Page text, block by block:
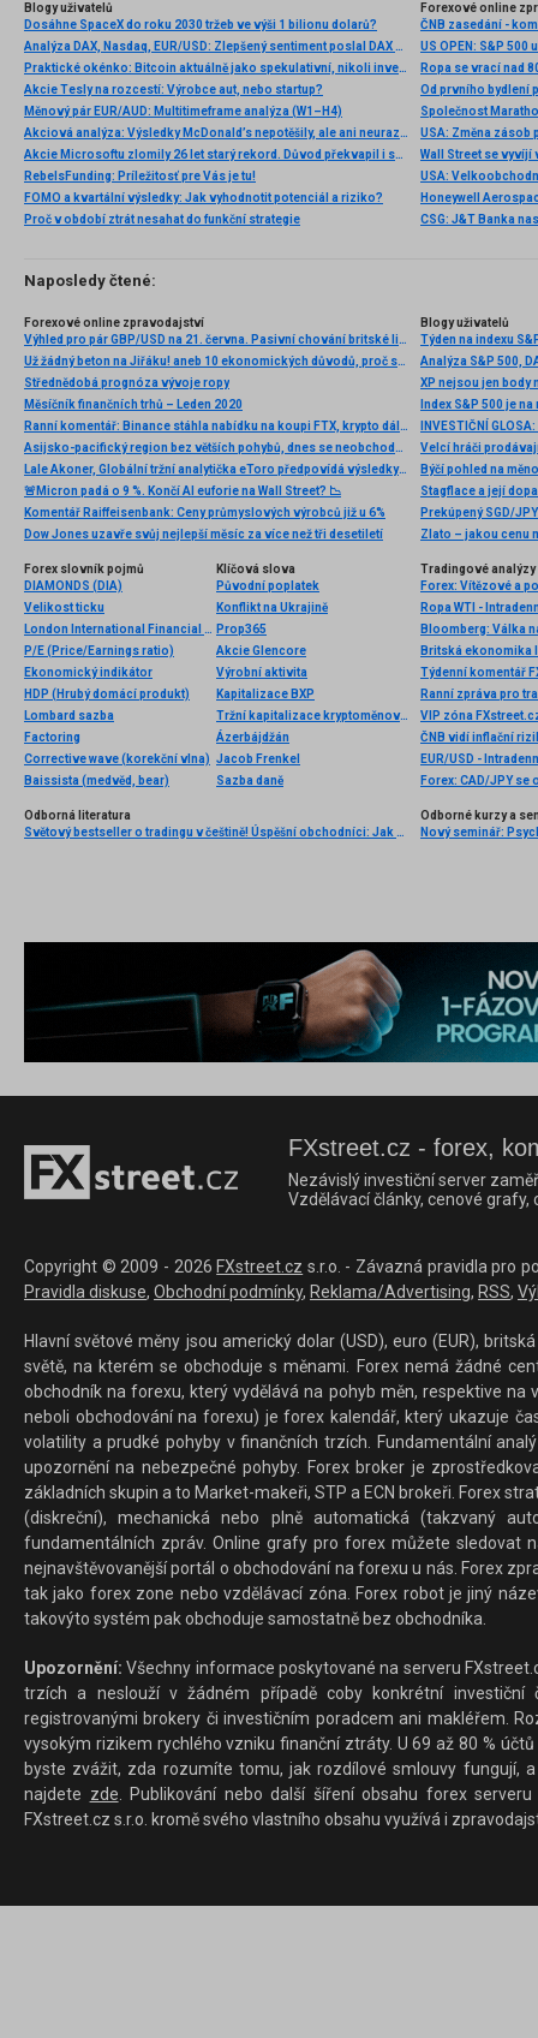
Blogy uživatelů
Dosáhne SpaceX do roku 2030 tržeb ve výši 1 bilionu dolarů?
Analýza DAX, Nasdaq, EUR/USD: Zlepšený sentiment poslal DAX na nová maxima
Praktické okénko: Bitcoin aktuálně jako spekulativní, nikoli investiční aktivum
Akcie Tesly na rozcestí: Výrobce aut, nebo startup?
Měnový pár EUR/AUD: Multitimeframe analýza (W1–H4)
Akciová analýza: Výsledky McDonald’s nepotěšily, ale ani neurazily. Jakou vizi společnost prezentovala?
Akcie Microsoftu zlomily 26 let starý rekord. Důvod překvapil i samotné investory
RebelsFunding: Príležitosť pre Vás je tu!
FOMO a kvartální výsledky: Jak vyhodnotit potenciál a riziko?
Proč v období ztrát nesahat do funkční strategie
Forexové online
ČNB zasedání -
Ropa se vrací nad
Naposledy čtené:
Forexové online zpravodajství
Výhled pro pár GBP/USD na 21. června. Pasivní chování britské libry stojí za povšimnutí.
Už žádný beton na Jiřáku! aneb 10 ekonomických důvodů, proč se klimatickým změnám spíše přizpůsobit než s nimi draze bojovat
Střednědobá prognóza vývoje ropy
Měsíčník finančních trhů – Leden 2020
Ranní komentář: Binance stáhla nabídku na koupi FTX, krypto dál klesá, Meta propouští zaměstnance
Asijsko-pacifický region bez větších pohybů, dnes se neobchodovalo v Číně, Hongkongu a Jižní Koreji
Lale Akoner, Globální tržní analytička eToro předpovídá výsledky společnosti NVIDIA
🚨Micron padá o 9 %. Končí AI euforie na Wall Street? 📉
Komentář Raiffeisenbank: Ceny průmyslových výrobců již u 6%
Dow Jones uzavře svůj nejlepší měsíc za více než tři desetiletí
Blogy uživatelů
Týden na indexu
Index S&P 500 je
Velcí hráči
Býčí pohled na
Stagflace a její
Prekúpený SGD/
Zlato – jakou cenu
Forex slovník pojmů
DIAMONDS (DIA)
Velikost ticku
London International Financial Futures Exchange (LIFFE)
P/E (Price/Earnings ratio)
Ekonomický indikátor
HDP (Hrubý domácí produkt)
Lombard sazba
Factoring
Corrective wave (korekční vlna)
Baissista (medvěd, bear)
Klíčová slova
Původní poplatek
Konflikt na Ukrajině
Prop365
Akcie Glencore
Výrobní aktivita
Kapitalizace BXP
Tržní kapitalizace kryptoměnového trhu
Ázerbájdžán
Jacob Frenkel
Sazba daně
Tradingové analýzy
Forex: Vítězové a
Ropa WTI -
Bloomberg: Válka
Britská ekonomika
Týdenní komentář
Ranní zpráva pro
ČNB vidí inflační
EUR/USD -
Forex: CAD/JPY
Odborná literatura
Světový bestseller o tradingu v češtině! Úspěšní obchodníci: Jak běžní lidé porážejí Wall Street v jeho vlastní hře
Odborné kurzy a
FXstreet.cz - forex,
Nezávislý investiční server
Vzdělávací články, cenové
Copyright © 2009 - 2026 FXstreet.cz s.r.o. - Závazná pravidla pro
Pravidla diskuse, Obchodní podmínky, Reklama/Advertising, RSS,
Hlavní světové měny jsou americký dolar (USD), euro (EUR),
světě, na kterém se obchoduje s měnami. Forex nemá žádné
obchodník na forexu, který vydělává na pohyb měn, respektive
neboli obchodování na forexu) je forex kalendář, který ukazuje
volatility a prudké pohyby v finančních trzích. Fundamentální
upozornění na nebezpečné pohyby. Forex broker je
základních skupin a to Market-makeři, STP a ECN brokeři. Forex
(diskreční), mechanická nebo plně automatická (takzvaný
fundamentálních zpráv. Online grafy pro forex můžete sledovat
nejnavštěvovanější portál o obchodování na forexu u nás. Forex
tak jako forex zone nebo vzdělávací zóna. Forex robot je jiný
takovýto systém pak obchoduje samostatně bez obchodníka.
Upozornění: Všechny informace poskytované na serveru
trzích a neslouží v žádném případě coby konkrétní investiční
registrovanými brokery či investičním poradcem ani makléřem.
vysokým rizikem rychlého vzniku finanční ztráty. U 69 až 80 %
byste zvážit, zda rozumíte tomu, jak rozdílové smlouvy fungují,
najdete zde. Publikování nebo další šíření obsahu forex
FXstreet.cz s.r.o. kromě svého vlastního obsahu využívá i